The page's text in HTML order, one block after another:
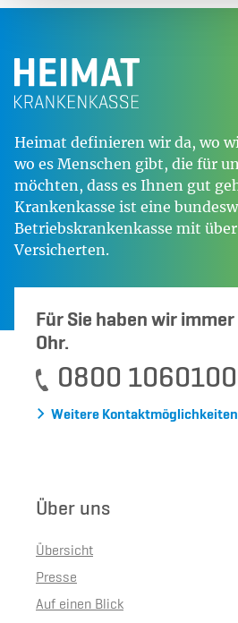
Heimat definieren wir da, wo
wo es Menschen gibt, die für
möchten, dass es Ihnen gut
Krankenkasse ist eine
Betriebskrankenkasse mit über
Versicherten.
Für Sie haben wir
Ohr.
0800 1060100
Weitere Kontaktmöglichkeiten
Über uns
Übersicht
Presse
Auf einen Blick